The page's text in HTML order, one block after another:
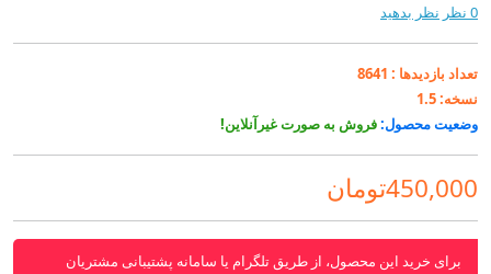
0 نظر نظر بدهید
تعداد بازدیدها : 8641
نسخه:1.5
وضعیت محصول:فروش به صورت غیرآنلاین!
450,000تومان
برای خرید این محصول، از طریق تلگرام یا سامانه پشتیبانی مشتریان